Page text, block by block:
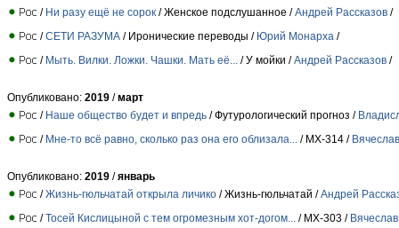
/ Ни разу ещё не сорок / Женское подслушанное /Андрей Рассказов /
/СЕТИ РАЗУМА / Иронические переводы / Юрий Монарха /
/ Мыть. Вилки. Ложки. Чашки. Мать её... / У мойки /Андрей Рассказов /
Опубликовано: 2019 /март
/ Наше общество будет и впредь / Футурологический прогноз /
/ Мне-то всё равно, сколько раз она его облизала... / МХ-314 /
Опубликовано: 2019 /январь
/Жизнь-гюльчатай открыла личико / Жизнь-гюльчатай /Андрей
/Тосей Кислицыной с тем огромезным хот-догом... / МХ-303 /